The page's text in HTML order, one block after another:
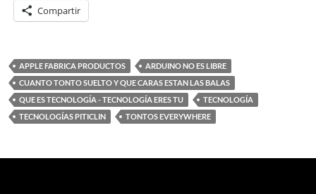
Compartir
APPLE FABRICA PRODUCTOS
ARDUINO NO ES LIBRE
CUANTO TONTO SUELTO Y QUE CARAS ESTAN LAS BALAS
QUE ES TECNOLOGÍA - TECNOLOGÍA ERES TU
TECNOLOGÍA
TECNOLOGÍAS PITICLIN
TONTOS EVERYWHERE